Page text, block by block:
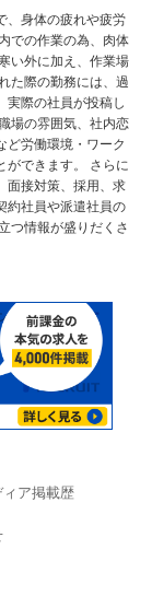
、身体の疲れや疲労
での作業の為、肉体
い外に加え、作業場
た際の勤務には、過
実際の社員が投稿し
場の雰囲気、社内恋
ど労働環境・ワーク
ができます。 さらに
面接対策、採用、求
約社員や派遣社員の
つ情報が盛りだくさ
ア掲載歴